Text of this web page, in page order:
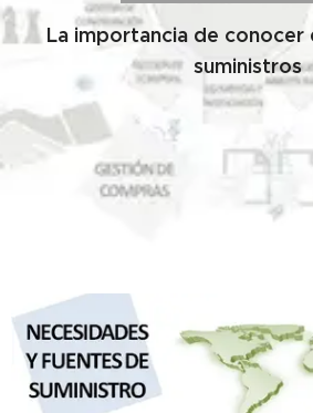
La importancia de conocer
suministros